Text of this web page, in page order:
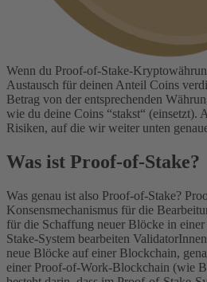
Wenn du Proof-of-Stake-
Austausch für deinen Anteil Coins
Betrag von der entsprechenden
wie du deine Coins “stakst“ (einsetzt).
Risiken, auf die wir weiter unten
Was ist Proof-of-Stake?
Was genau ist also Proof-of-Stake?
Konsensmechanismus für die
für die Schaffung neuer Blöcke in
Stake-System bearbeiten
neue Blöcke auf einer Blockchain,
einer Proof-of-Work-Blockchain (wie